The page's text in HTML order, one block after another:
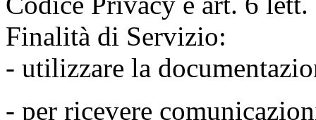
Finalità di Servizio:
- utilizzare la
- per ricevere